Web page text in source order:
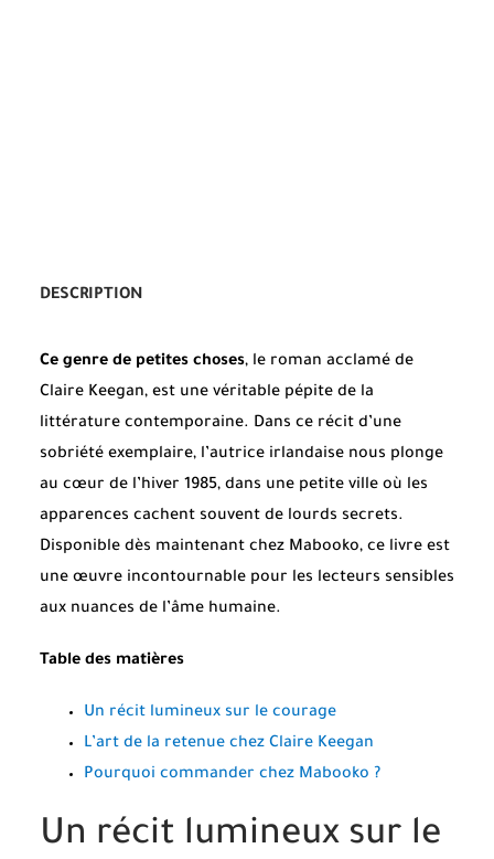
DESCRIPTION
Ce genre de petites choses, le roman acclamé de
Claire Keegan, est une véritable pépite de la
littérature contemporaine. Dans ce récit d’une
sobriété exemplaire, l’autrice irlandaise nous plonge
au cœur de l’hiver 1985, dans une petite ville où les
apparences cachent souvent de lourds secrets.
Disponible dès maintenant chez Mabooko, ce livre est
une œuvre incontournable pour les lecteurs sensibles
aux nuances de l’âme humaine.
Table des matières
Un récit lumineux sur le courage
L’art de la retenue chez Claire Keegan
Pourquoi commander chez Mabooko ?
Un récit lumineux sur le